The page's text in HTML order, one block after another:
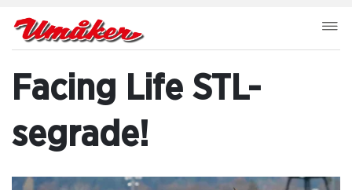
Facing Life STL-
segrade!